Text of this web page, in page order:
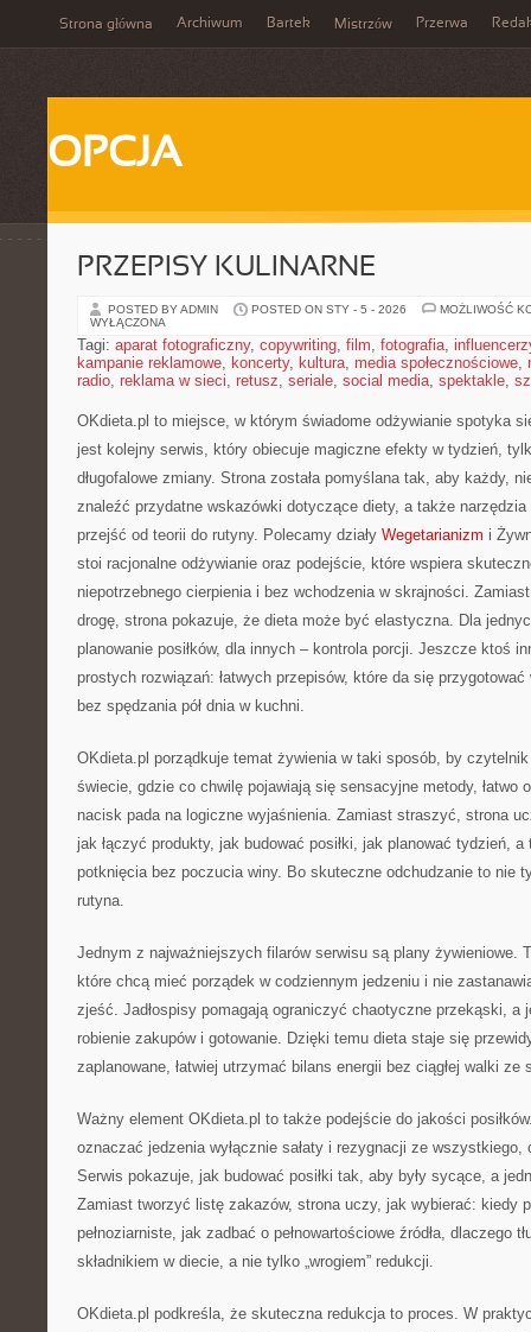
Strona główna Archiwum Bartek Mistrzów Przerwa
OPCJA
PRZEPISY KULINARNE
POSTED BY ADMIN POSTED ON STY - 5 - 2026
MOŻLIWOŚĆ
WYŁĄCZONA
Tagi: aparat fotograficzny, copywriting, film, fotografia,
kampanie reklamowe, koncerty, kultura, media społecznościowe,
radio, reklama w sieci, retusz, seriale, social media, spektakle,
OKdieta.pl to miejsce, w którym świadome odżywianie spotyka
jest kolejny serwis, który obiecuje magiczne efekty w tydzień,
długofalowe zmiany. Strona została pomyślana tak, aby każdy,
znaleźć przydatne wskazówki dotyczące diety, a także
przejść od teorii do rutyny. Polecamy działy Wegetarianizm i
stoi racjonalne odżywianie oraz podejście, które wspiera
niepotrzebnego cierpienia i bez wchodzenia w skrajności.
drogę, strona pokazuje, że dieta może być elastyczna. Dla
planowanie posiłków, dla innych – kontrola porcji. Jeszcze ktoś
prostych rozwiązań: łatwych przepisów, które da się
bez spędzania pół dnia w kuchni.
OKdieta.pl porządkuje temat żywienia w taki sposób, by czytelnik
świecie, gdzie co chwilę pojawiają się sensacyjne metody, łatwo
nacisk pada na logiczne wyjaśnienia. Zamiast straszyć, strona
jak łączyć produkty, jak budować posiłki, jak planować tydzień,
potknięcia bez poczucia winy. Bo skuteczne odchudzanie to nie
rutyna.
Jednym z najważniejszych filarów serwisu są plany żywieniowe.
które chcą mieć porządek w codziennym jedzeniu i nie
zjeść. Jadłospisy pomagają ograniczyć chaotyczne przekąski, a
robienie zakupów i gotowanie. Dzięki temu dieta staje się
zaplanowane, łatwiej utrzymać bilans energii bez ciągłej walki ze
Ważny element OKdieta.pl to także podejście do jakości
oznaczać jedzenia wyłącznie sałaty i rezygnacji ze
Serwis pokazuje, jak budować posiłki tak, aby były sycące, a
Zamiast tworzyć listę zakazów, strona uczy, jak wybierać: kiedy
pełnoziarniste, jak zadbać o pełnowartościowe źródła, dlaczego
składnikiem w diecie, a nie tylko „wrogiem” redukcji.
OKdieta.pl podkreśla, że skuteczna redukcja to proces. W